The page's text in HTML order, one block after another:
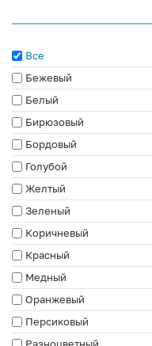
Все
Бежевый
Белый
Бирюзовый
Бордовый
Голубой
Желтый
Зеленый
Коричневый
Красный
Медный
Оранжевый
Персиковый
Разноцветный